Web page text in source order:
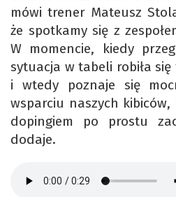
mówi trener Mateusz
że spotkamy się z
W momencie, kiedy
sytuacja w tabeli robiła
i wtedy poznaje się
wsparciu naszych
dopingiem po prostu
dodaje.